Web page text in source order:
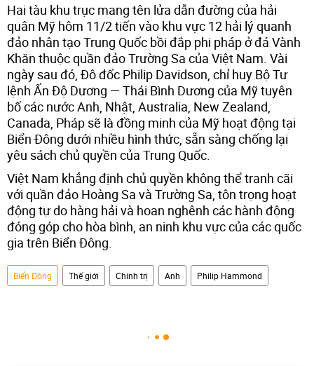
Hai tàu khu trục mang tên lửa dẫn đường của hải
quân Mỹ hôm 11/2 tiến vào khu vực 12 hải lý quanh
đảo nhân tạo Trung Quốc bồi đắp phi pháp ở đá Vành
Khăn thuộc quần đảo Trường Sa của Việt Nam. Vài
ngày sau đó, Đô đốc Philip Davidson, chỉ huy Bộ Tư
lệnh Ấn Độ Dương — Thái Bình Dương của Mỹ tuyên
bố các nước Anh, Nhật, Australia, New Zealand,
Canada, Pháp sẽ là đồng minh của Mỹ hoạt động tại
Biển Đông dưới nhiều hình thức, sẵn sàng chống lại
yêu sách chủ quyền của Trung Quốc.
Việt Nam khẳng định chủ quyền không thể tranh cãi
với quần đảo Hoàng Sa và Trường Sa, tôn trọng hoạt
động tự do hàng hải và hoan nghênh các hành động
đóng góp cho hòa bình, an ninh khu vực của các quốc
gia trên Biển Đông.
Biển Đông Thế giới Chính trị Anh Philip Hammond